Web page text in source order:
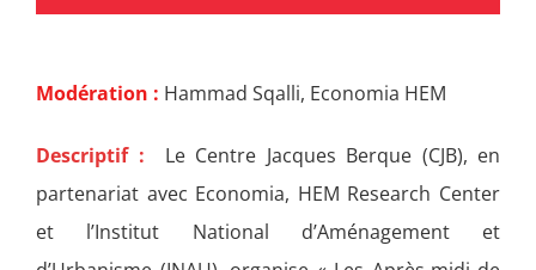
Modération : Hammad Sqalli, Economia HEM
Descriptif : Le Centre Jacques Berque (CJB), en
partenariat avec Economia, HEM Research Center
et l’Institut National d’Aménagement et